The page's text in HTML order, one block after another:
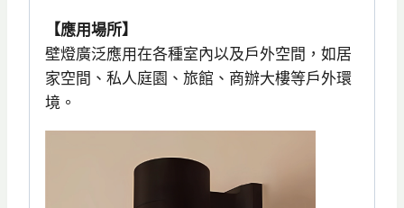
【應用場所】
壁燈廣泛應用在各種室內以及戶外空間，如居
家空間、私人庭園、旅館、商辦大樓等戶外環
境。